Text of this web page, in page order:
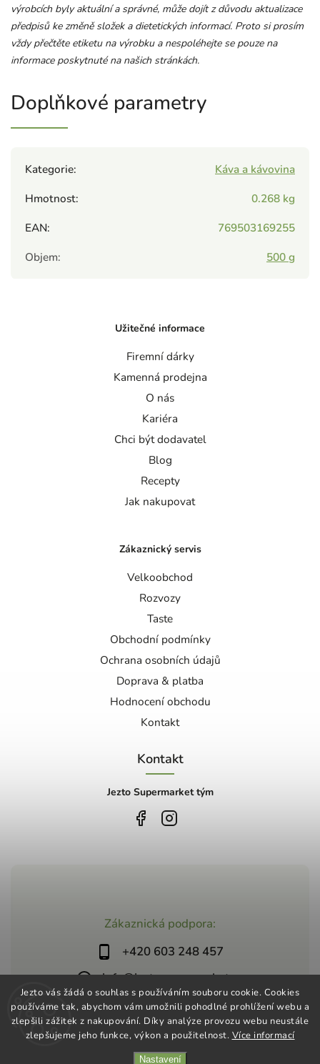
Jezto vás žádá o souhlas s používáním souboru cookie. Cookies
používáme tak, abychom vám umožnili pohodlné prohlížení webu a
zlepšili zážitek z nakupování. Díky analýze provozu webu neustále
zlepšujeme jeho funkce, výkon a použitelnost. Více informací
Nastavení
výrobcích byly aktuální a správné, může dojít z důvodu aktualizace
předpisů ke změně složek a dietetických informací. Proto si prosím
vždy přečtěte etiketu na výrobku a nespoléhejte se pouze na
informace poskytnuté na našich stránkách.
Doplňkové parametry
Kategorie:
Káva a kávovina
Hmotnost:
0.268 kg
EAN:
769503169255
Objem: 500 g
Zákaznická podpora:
+420 603 248 457
info@jeztosupermarket.cz
Užitečné informace
Firemní dárky
Kamenná prodejna
O nás
Kariéra
Chci být dodavatel
Blog
Recepty
Jak nakupovat
Zákaznický servis
Velkoobchod
Rozvozy
Taste
Obchodní podmínky
Ochrana osobních údajů
Doprava & platba
Hodnocení obchodu
Kontakt
Kontakt
Jezto Supermarket tým